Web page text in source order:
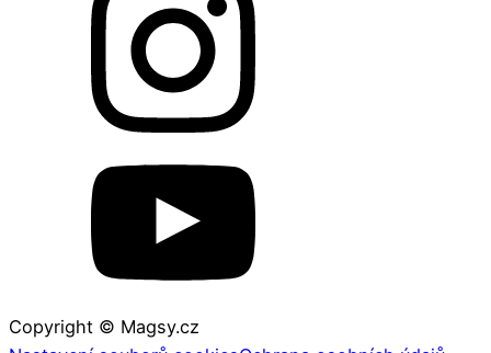
Copyright © Magsy.cz